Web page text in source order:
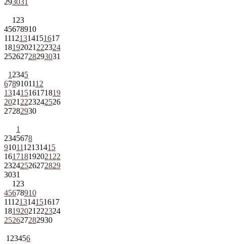
1 23
45678910
11121314151617
18192021 222324
25262728293031
1 2345
6789101112
13141516171819
2021 2223242526
27282930
1
2345678
9101112131415
161718192021 22
23242526272829
3031
1 23
45678910
11121314151617
18192021 222324
252627282930
1 23456